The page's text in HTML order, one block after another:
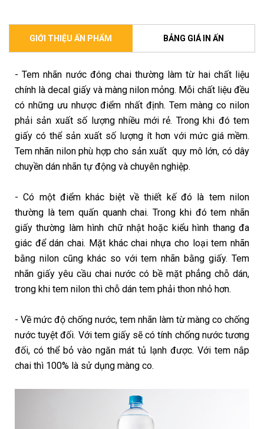
GIỚI THIỆU ẤN PHẨM BẢNG GIÁ IN ẤN
- Tem nhãn nước đóng chai thường làm từ hai chất liệu
chính là decal giấy và màng nilon mỏng. Mỗi chất liệu đều
có những ưu nhược điểm nhất định. Tem màng co nilon
phải sản xuất số lượng nhiều mới rẻ. Trong khi đó tem
giấy có thể sản xuất số lượng ít hơn với mức giá mềm.
Tem nhãn nilon phù hợp cho sản xuất quy mô lớn, có dây
chuyền dán nhãn tự động và chuyên nghiệp.
- Có một điểm khác biệt về thiết kế đó là tem nilon
thường là tem quấn quanh chai. Trong khi đó tem nhãn
giấy thường làm hình chữ nhật hoặc kiểu hình thang đa
giác để dán chai. Mặt khác chai nhựa cho loại tem nhãn
bằng nilon cũng khác so với tem nhãn bằng giấy. Tem
nhãn giấy yêu cầu chai nước có bề mặt phẳng chỗ dán,
trong khi tem nilon thì chỗ dán tem phải thon nhỏ hơn.
- Về mức độ chống nước, tem nhãn làm từ màng co chống
nước tuyệt đối. Với tem giấy sẽ có tính chống nước tương
đối, có thể bỏ vào ngăn mát tủ lạnh được. Với tem nắp
chai thì 100% là sử dụng màng co.